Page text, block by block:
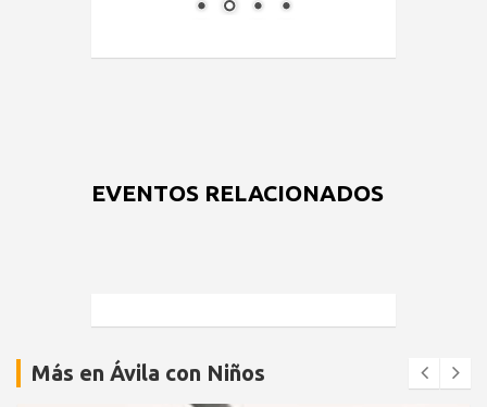
EVENTOS RELACIONADOS
Más en Ávila con Niños